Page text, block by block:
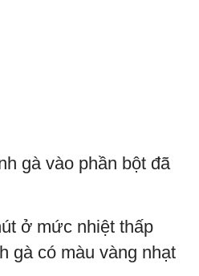
gà vào phần bột đã
ở mức nhiệt thấp
gà có màu vàng nhạt